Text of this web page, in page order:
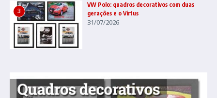
3
VW Polo: quadros decorativos com duas
gerações e o Virtus
31/07/2026